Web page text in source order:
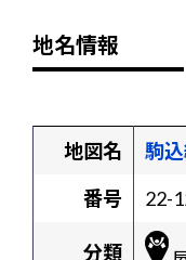
地名情報
地図名
駒
番号
22-
分類